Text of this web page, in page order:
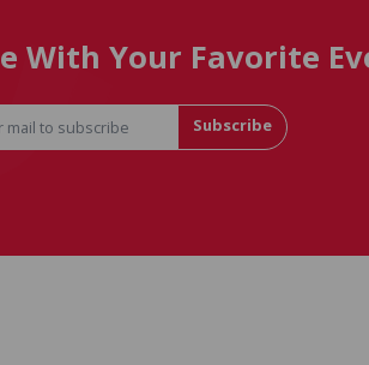
With Your Favorite
Subscribe